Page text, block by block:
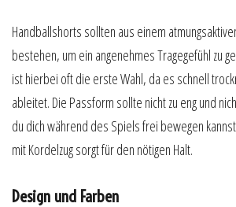
Handballshorts sollten aus einem
bestehen, um ein angenehmes Tragegefühl zu
ist hierbei oft die erste Wahl, da es schnell
ableitet. Die Passform sollte nicht zu eng und
du dich während des Spiels frei bewegen
mit Kordelzug sorgt für den nötigen Halt.
Design und Farben